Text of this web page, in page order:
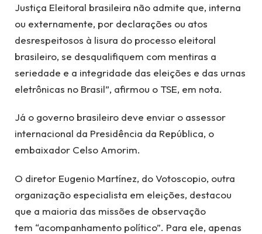
Justiça Eleitoral brasileira não admite que, interna
ou externamente, por declarações ou atos
desrespeitosos à lisura do processo eleitoral
brasileiro, se desqualifiquem com mentiras a
seriedade e a integridade das eleições e das urnas
eletrônicas no Brasil”, afirmou o TSE, em nota.
Já o governo brasileiro deve enviar o assessor
internacional da Presidência da República, o
embaixador Celso Amorim.
O diretor Eugenio Martínez, do Votoscopio, outra
organização especialista em eleições, destacou
que a maioria das missões de observação
tem “acompanhamento político”. Para ele, apenas